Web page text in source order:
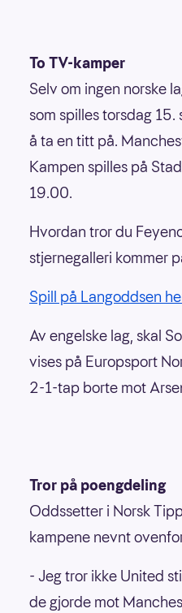
To TV-kamper
Selv om ingen norske
som spilles torsdag
å ta en titt på.
Kampen spilles på
19.00.
Hvordan tror du
stjernegalleri kommer
Spill på Langoddsen
Av engelske lag, skal
vises på Europsport
2-1-tap borte mot
Tror på poengdeling
Oddssetter i Norsk
kampene nevnt
- Jeg tror ikke United
de gjorde mot